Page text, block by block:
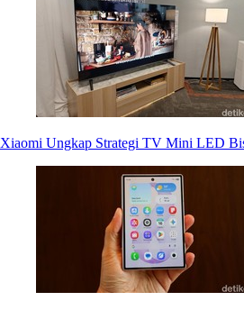
Xiaomi Ungkap Strategi TV Mini LED